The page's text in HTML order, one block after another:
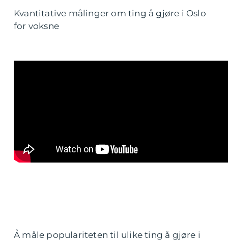
Kvantitative målinger om ting å gjøre i Oslo
for voksne
Å måle populariteten til ulike ting å gjøre i